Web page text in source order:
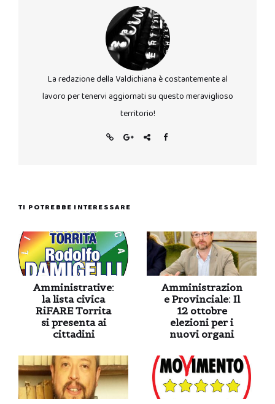
La redazione della Valdichiana è costantemente al
lavoro per tenervi aggiornati su questo meraviglioso
territorio!
TI POTREBBE INTERESSARE
Amministrative:
la lista civica
RiFARE Torrita
si presenta ai
cittadini
Amministrazion
e Provinciale: Il
12 ottobre
elezioni per i
nuovi organi